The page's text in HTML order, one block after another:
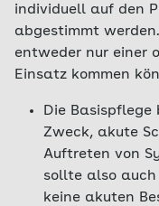
individuell auf den
abgestimmt
entweder nur einer
Einsatz kommen
Die Basispflege
Zweck, akute
Auftreten von
sollte also
keine akuten